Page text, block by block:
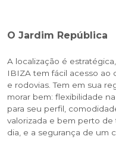
O Jardim República
A localização é
IBIZA tem fácil acesso ao
e rodovias. Tem em sua
morar bem: flexibilidade
para seu perfil,
valorizada e bem perto
dia, e a segurança de um